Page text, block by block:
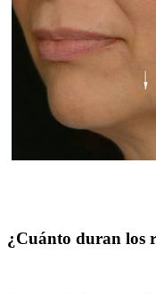
¿Cuánto duran los